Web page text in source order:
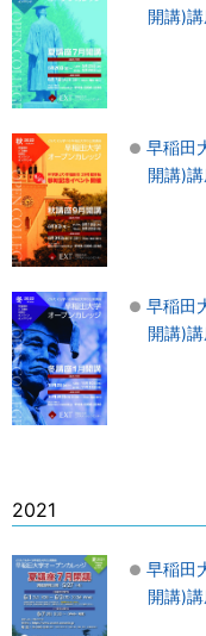
開講)
早稲田
開講)
早稲田
開講)
2021
早稲田
開講)